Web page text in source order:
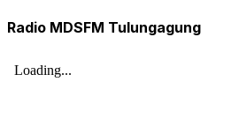
Radio MDSFM Tulungagung